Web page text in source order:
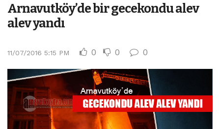
Arnavutköy’de bir gecekondu alev
alev yandı
11/07/2016 5:15 PM 0 0 0